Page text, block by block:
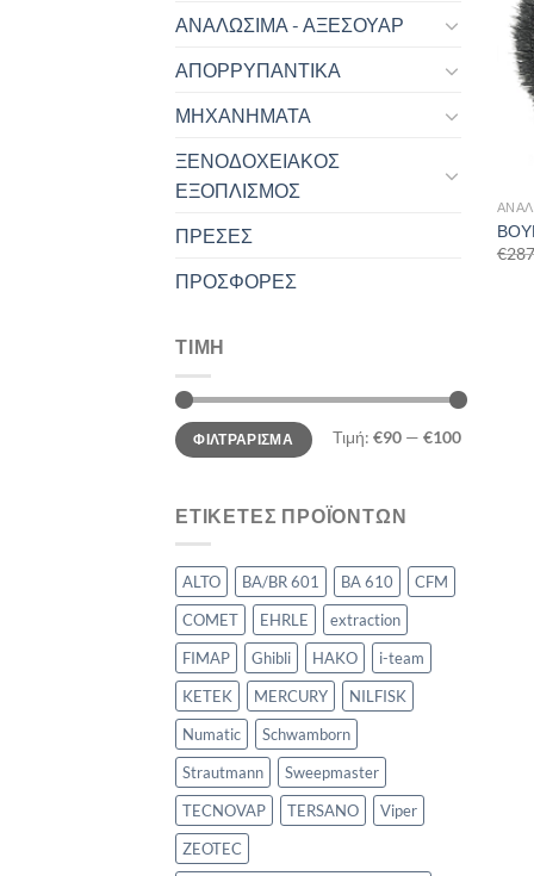
ΑΝΑΛΩΣΙΜΑ - ΑΞΕΣΟΥΑΡ
ΑΠΟΡΡΥΠΑΝΤΙΚΑ
ΜΗΧΑΝΗΜΑΤΑ
ΞΕΝΟΔΟΧΕΙΑΚΟΣ
ΕΞΟΠΛΙΣΜΟΣ
ΠΡΕΣΕΣ
ΠΡΟΣΦΟΡΕΣ
ΤΙΜΗ
Ελάχιστη
τιμή
Μέγιστη
τιμήΦΙΛΤΡΆΡΙΣΜΑ Τιμή: €90 — €100
ΕΤΙΚΕΤΕΣ ΠΡΟΪΟΝΤΩΝ
ALTO BA/BR 601 BA 610
CFM
COMET
EHRLE
extraction
FIMAP
Ghibli HAKO
i-team
KETEK
MERCURY
NILFISK
Numatic
Schwamborn
Strautmann
Sweepmaster
TECNOVAP
TERSANO
Viper
ZEOTEC
€